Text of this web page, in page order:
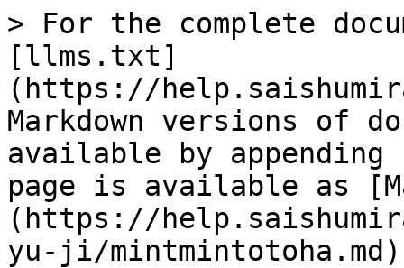
> For the complete
[llms.txt]
(https://
Markdown versions of
available by
page is available as
(https://
yu-ji/